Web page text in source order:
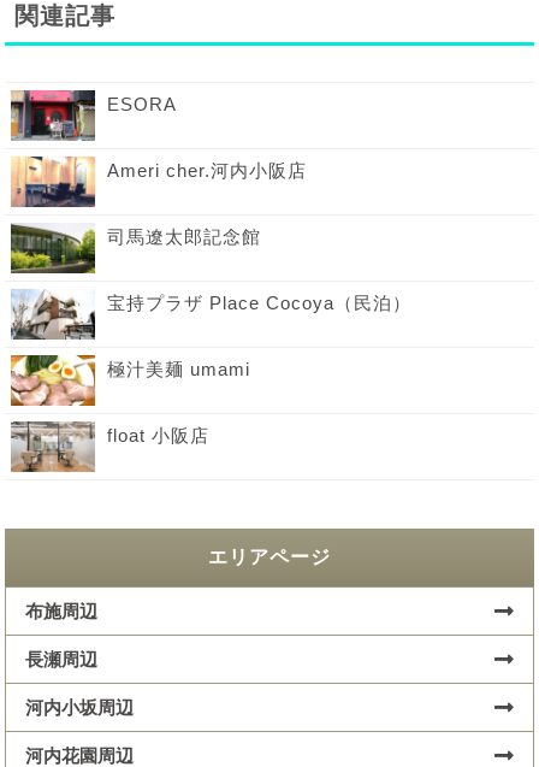
関連記事
ESORA
Ameri cher.河内小阪店
司馬遼太郎記念館
宝持プラザ Place Cocoya（民泊）
極汁美麺 umami
float 小阪店
エリアページ
布施周辺
長瀬周辺
河内小坂周辺
河内花園周辺